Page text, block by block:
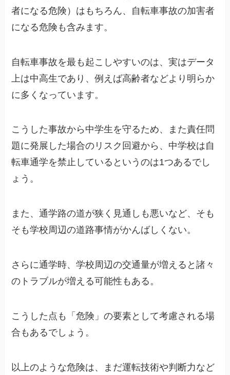
者になる危険）はもちろん、自転車事故の加害者
になる危険も含みます。
自転車事故を最も起こしやすいのは、実はデータ
上は中高生であり、例えば高齢者などより明らか
に多くなっています。
こうした事故から中学生を守るため、また責任問
題に発展した場合のリスク回避から、中学校は自
転車通学を禁止しているというのは1つあるでし
ょう。
また、通学路の道が狭く見通しも悪いなど、そも
そも学校周辺の道路事情がかんばしくない。
さらに通学時、学校周辺の交通量が増えると諸々
のトラブルが増える可能性もある。
こうした点も「危険」の要素として考慮される場
合もあるでしょう。
以上のような危険は、まだ運転技術や判断力など